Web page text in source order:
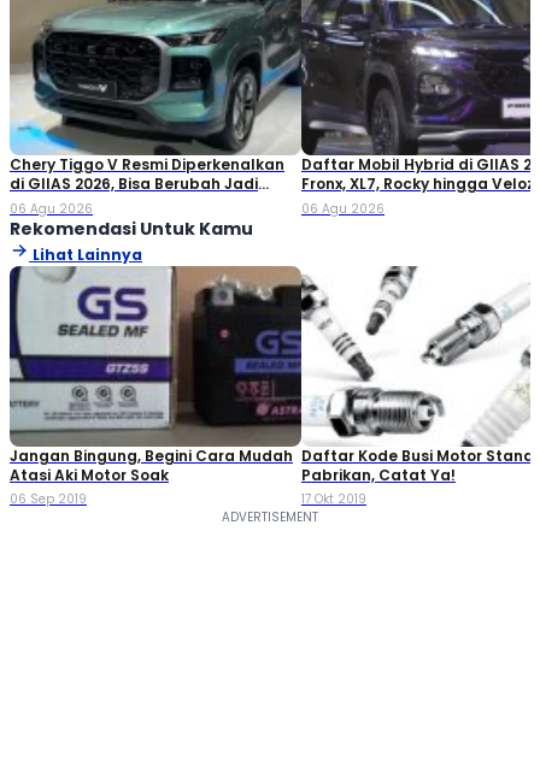
Chery Tiggo V Resmi Diperkenalkan
di GIIAS 2026, Bisa Berubah Jadi
Double Cabin
06 Agu 2026
Daftar Mobil Hybrid di GIIAS
Fronx, XL7, Rocky hingga Veloz!
06 Agu 2026
Rekomendasi Untuk Kamu
Lihat Lainnya
Jangan Bingung, Begini Cara Mudah
Atasi Aki Motor Soak
06 Sep 2019
Daftar Kode Busi Motor
Pabrikan, Catat Ya!
17 Okt 2019